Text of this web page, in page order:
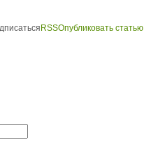
RSSОпубликовать статью